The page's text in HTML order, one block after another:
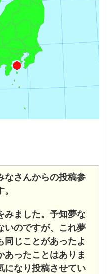
なさんからの投稿参
みました。予知夢な
いのですが、これ夢
同じことがあったよ
あったことはありま
になり投稿させてい